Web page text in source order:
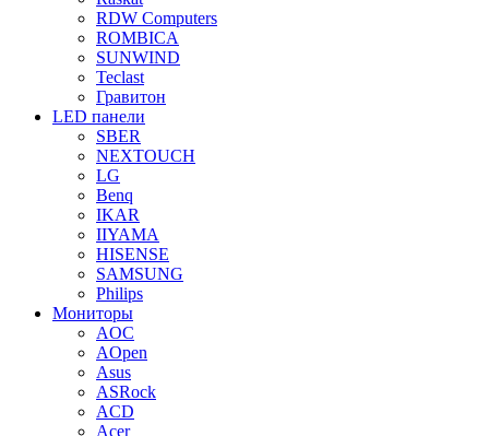
RDW Computers
ROMBICA
SUNWIND
Teclast
Гравитон
LED панели
SBER
NEXTOUCH
LG
Benq
IKAR
IIYAMA
HISENSE
SAMSUNG
Philips
Мониторы
AOC
AOpen
Asus
ASRock
ACD
Acer